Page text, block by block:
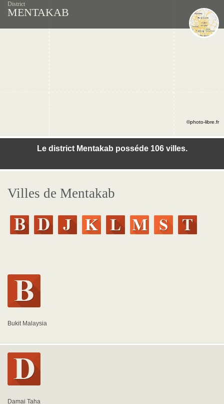
District
MENTAKAB
Le district Mentakab posséde 106 villes.
©photo-libre.fr
Villes de Mentakab
Bukit Malaysia
Damai Taha